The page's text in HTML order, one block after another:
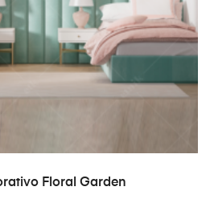
READ MOREFloral Garden